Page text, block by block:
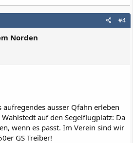
#4
Norden
ausser Qfahn erleben
auf den Segelflugplatz: Da
wenn es passt. Im Verein sind wir
GS Treiber!